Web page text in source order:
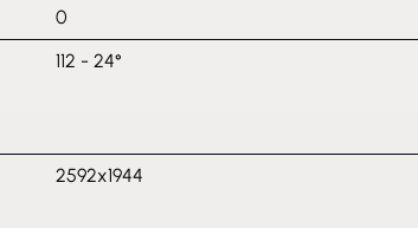
0
112 - 24°
2592x1944